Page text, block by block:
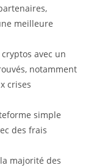
meilleure
avec un
notamment
crises
simple
des frais
majorité des